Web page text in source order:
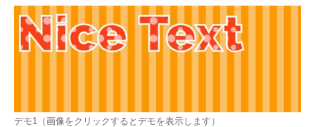
デモ1（画像をクリックするとデモを表示します）